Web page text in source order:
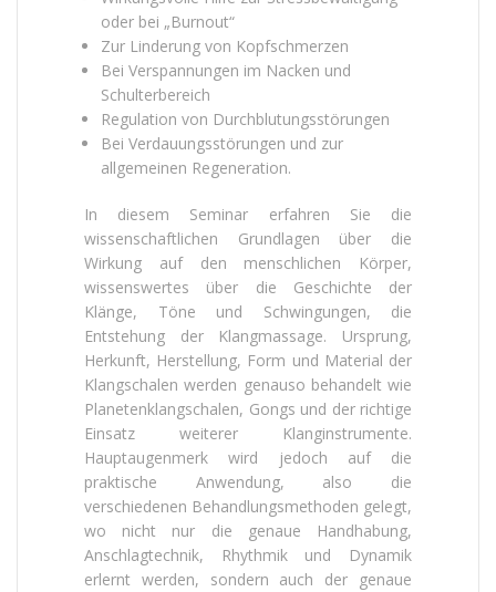
oder bei „Burnout“
Zur Linderung von Kopfschmerzen
Bei Verspannungen im Nacken und
Schulterbereich
Regulation von Durchblutungsstörungen
Bei Verdauungsstörungen und zur
allgemeinen Regeneration.
In diesem Seminar erfahren Sie die
wissenschaftlichen Grundlagen über die
Wirkung auf den menschlichen Körper,
wissenswertes über die Geschichte der
Klänge, Töne und Schwingungen, die
Entstehung der Klangmassage. Ursprung,
Herkunft, Herstellung, Form und Material der
Klangschalen werden genauso behandelt wie
Planetenklangschalen, Gongs und der richtige
Einsatz weiterer Klanginstrumente.
Hauptaugenmerk wird jedoch auf die
praktische Anwendung, also die
verschiedenen Behandlungsmethoden gelegt,
wo nicht nur die genaue Handhabung,
Anschlagtechnik, Rhythmik und Dynamik
erlernt werden, sondern auch der genaue